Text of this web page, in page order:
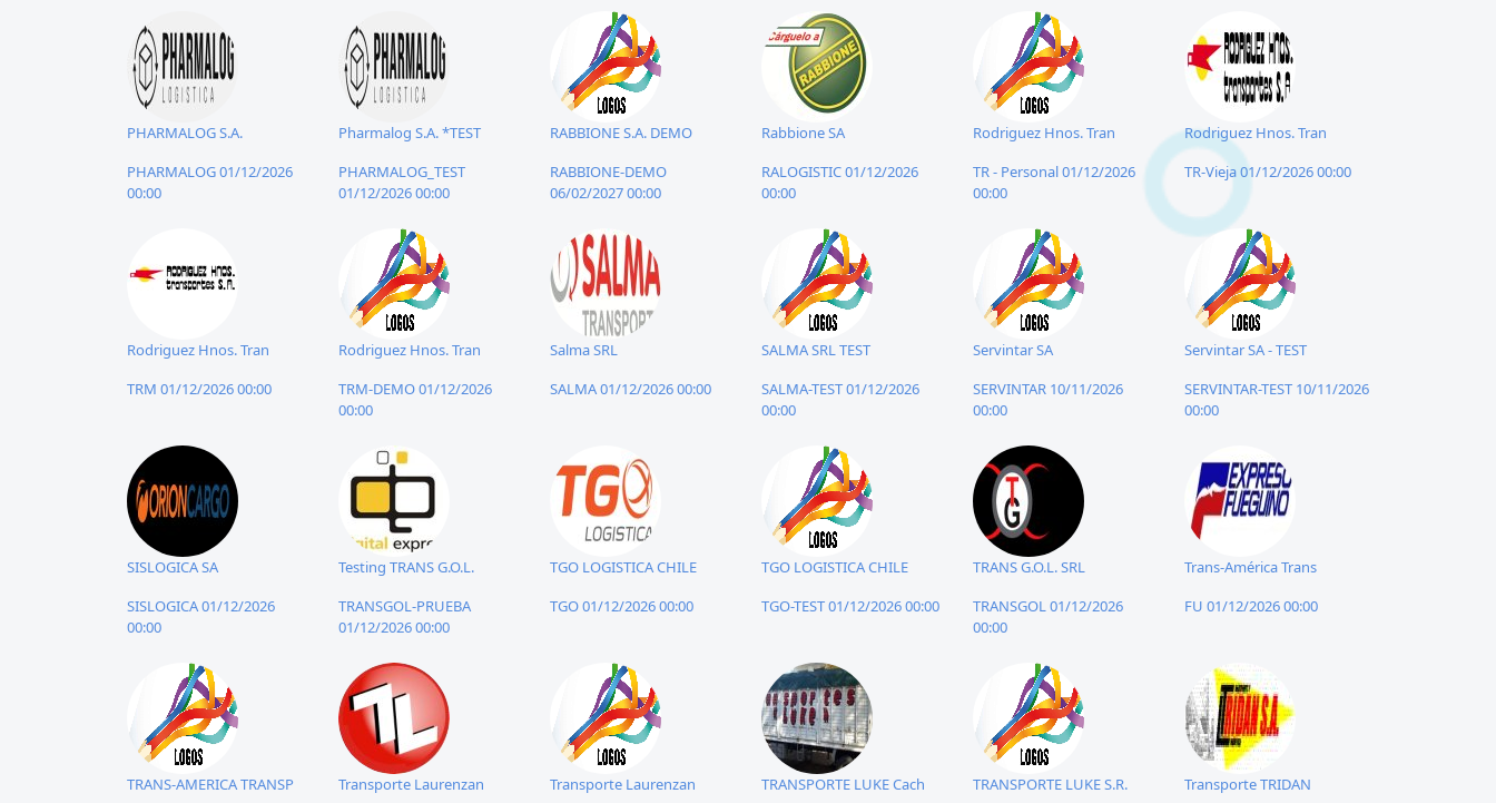
PHARMALOG S.A.
PHARMALOG 01/12/2026
00:00
Pharmalog S.A. *TEST
PHARMALOG_TEST
01/12/2026 00:00
RABBIONE S.A. DEMO
RABBIONE-DEMO
06/02/2027 00:00
Rabbione SA
RALOGISTIC 01/12/2026
00:00
Rodriguez Hnos. Tran
TR - Personal 01/12/2026
00:00
Rodriguez Hnos. Tran
TR-Vieja 01/12/2026 00:00
Rodriguez Hnos. Tran
TRM 01/12/2026 00:00
Rodriguez Hnos. Tran
TRM-DEMO 01/12/2026
00:00
Salma SRL
SALMA 01/12/2026 00:00
SALMA SRL TEST
SALMA-TEST 01/12/2026
00:00
Servintar SA
SERVINTAR 10/11/2026
00:00
Servintar SA - TEST
SERVINTAR-TEST 10/11/2026
00:00
SISLOGICA SA
SISLOGICA 01/12/2026
00:00
Testing TRANS G.O.L.
TRANSGOL-PRUEBA
01/12/2026 00:00
TGO LOGISTICA CHILE
TGO 01/12/2026 00:00
TGO LOGISTICA CHILE
TGO-TEST 01/12/2026 00:00
TRANS G.O.L. SRL
TRANSGOL 01/12/2026
00:00
Trans-América Trans
FU 01/12/2026 00:00
TRANS-AMERICA TRANSP Transporte Laurenzan Transporte Laurenzan TRANSPORTE LUKE Cach TRANSPORTE LUKE S.R. Transporte TRIDAN